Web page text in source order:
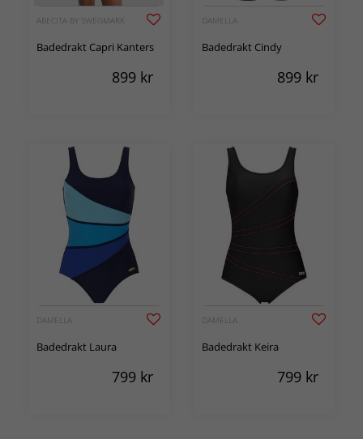
ABECITA BY SWEGMARK
Badedrakt Capri Kanters
899 kr
DAMELLA
Badedrakt Cindy
899 kr
DAMELLA
Badedrakt Laura
799 kr
DAMELLA
Badedrakt Keira
799 kr